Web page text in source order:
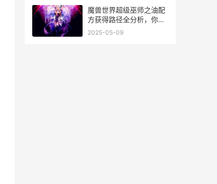
魔兽世界超级巫师之油配
方获得路径全分析，你了
解几种 魔兽世界超级巫师
2025-05-09